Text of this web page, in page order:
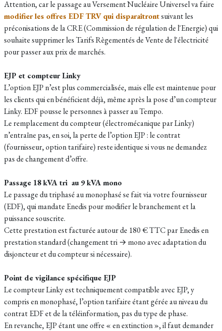
Attention, car le passage au Versement Nucléaire Universel va faire
modifier les offres EDF TRV qui disparaîtrontsuivant les
préconisations de la CRE (Commission de régulation de l'Energie) qui
souhaite supprimer les Tarifs Règementés de Vente de l'électricité
pour passer aux prix de marchés.
EJP et compteur Linky
L’option EJP n’est plus commercialisée, mais elle est maintenue pour
les clients qui en bénéficient déjà, même après la pose d’un compteur
Linky. EDF pousse le personnes à passer au Tempo.
Le remplacement du compteur (électromécanique par Linky)
n’entraîne pas, en soi, la perte de l’option EJP : le contrat
(fournisseur, option tarifaire) reste identique si vous ne demandez
pas de changement d’offre.
Passage 18 kVA tri au 9 kVA mono
Le passage du triphasé au monophasé se fait via votre fournisseur
(EDF), qui mandate Enedis pour modifier le branchement et la
puissance souscrite.​
Cette prestation est facturée autour de 180 € TTC par Enedis en
prestation standard (changement tri → mono avec adaptation du
disjoncteur et du compteur si nécessaire).​
Point de vigilance spécifique EJP
Le compteur Linky est techniquement compatible avec EJP, y
compris en monophasé, l’option tarifaire étant gérée au niveau du
contrat EDF et de la téléinformation, pas du type de phase.​
En revanche, EJP étant une offre « en extinction », il faut demander